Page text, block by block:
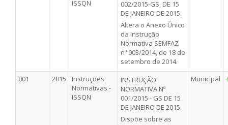
ISSQN
002/2015-GS, DE 15
DE JANEIRO DE 2015.
Altera o Anexo Único
da Instrução
Normativa SEMFAZ
nº 003/2014, de 18 de
setembro de 2014.
001 2015
Instruções
Normativas -
ISSQN
INSTRUÇÃO
NORMATIVA Nº
001/2015 - GS DE 15
DE JANEIRO DE 2015.
Dispõe sobre as
Municipal